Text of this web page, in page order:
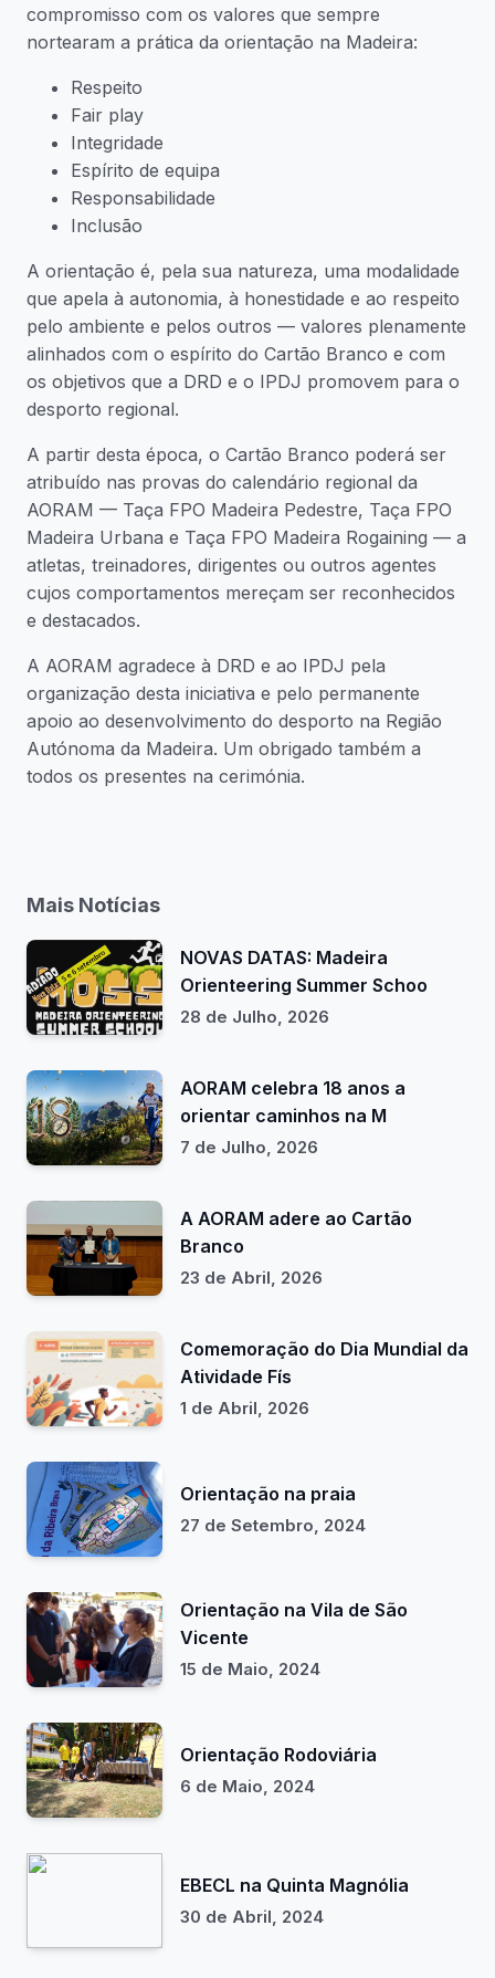
compromisso com os valores que sempre
nortearam a prática da orientação na Madeira:
Respeito
Fair play
Integridade
Espírito de equipa
Responsabilidade
Inclusão
A orientação é, pela sua natureza, uma modalidade
que apela à autonomia, à honestidade e ao respeito
pelo ambiente e pelos outros — valores plenamente
alinhados com o espírito do Cartão Branco e com
os objetivos que a DRD e o IPDJ promovem para o
desporto regional.
A partir desta época, o Cartão Branco poderá ser
atribuído nas provas do calendário regional da
AORAM — Taça FPO Madeira Pedestre, Taça FPO
Madeira Urbana e Taça FPO Madeira Rogaining — a
atletas, treinadores, dirigentes ou outros agentes
cujos comportamentos mereçam ser reconhecidos
e destacados.
A AORAM agradece à DRD e ao IPDJ pela
organização desta iniciativa e pelo permanente
apoio ao desenvolvimento do desporto na Região
Autónoma da Madeira. Um obrigado também a
todos os presentes na cerimónia.
Mais Notícias
NOVAS DATAS: Madeira
Orienteering Summer Schoo
28 de Julho, 2026
AORAM celebra 18 anos a
orientar caminhos na M
7 de Julho, 2026
A AORAM adere ao Cartão
Branco
23 de Abril, 2026
Comemoração do Dia Mundial da
Atividade Fís
1 de Abril, 2026
Orientação na praia
27 de Setembro, 2024
Orientação na Vila de São
Vicente
15 de Maio, 2024
Orientação Rodoviária
6 de Maio, 2024
EBECL na Quinta Magnólia
30 de Abril, 2024